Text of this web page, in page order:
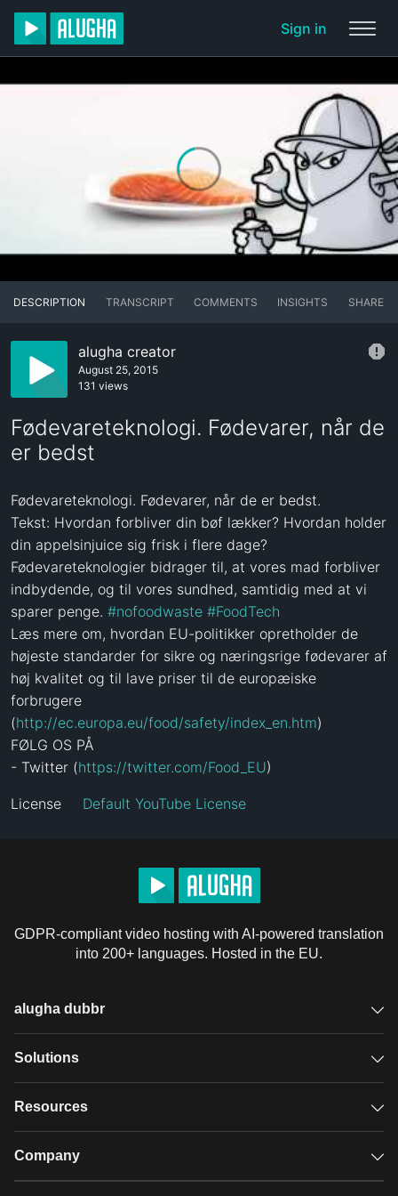
Sign in
DESCRIPTION TRANSCRIPT COMMENTS INSIGHTS SHARE
alugha creator
August 25, 2015
131 views
Fødevareteknologi. Fødevarer, når de
er bedst
Fødevareteknologi. Fødevarer, når de er bedst.
Tekst: Hvordan forbliver din bøf lækker? Hvordan holder
din appelsinjuice sig frisk i flere dage?
Fødevareteknologier bidrager til, at vores mad forbliver
indbydende, og til vores sundhed, samtidig med at vi
sparer penge. #nofoodwaste #FoodTech
Læs mere om, hvordan EU-politikker opretholder de
højeste standarder for sikre og næringsrige fødevarer af
høj kvalitet og til lave priser til de europæiske
forbrugere
(http://ec.europa.eu/food/safety/index_en.htm)
FØLG OS PÅ
- Twitter (https://twitter.com/Food_EU)
License Default YouTube License
GDPR-compliant video hosting with AI-powered translation
into 200+ languages. Hosted in the EU.
alugha dubbr
Overview
Glossary
Solutions
GDPR video hosting
Resources
Case studies
Company